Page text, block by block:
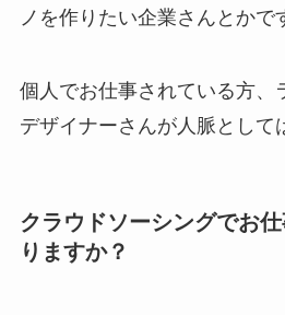
ノを作りたい企業さんとかで
個人でお仕事されている方、
デザイナーさんが人脈として
クラウドソーシングでお
りますか？